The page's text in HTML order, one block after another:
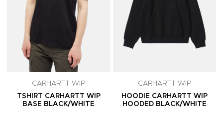
CARHARTT WIP
TSHIRT CARHARTT WIP
BASE BLACK/WHITE
CARHARTT WIP
HOODIE CARHARTT WIP
HOODED BLACK/WHITE